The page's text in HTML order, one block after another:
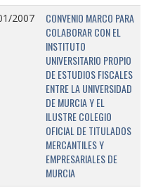
2007
CONVENIO MARCO PARA
COLABORAR CON EL
INSTITUTO
UNIVERSITARIO PROPIO
DE ESTUDIOS FISCALES
ENTRE LA UNIVERSIDAD
DE MURCIA Y EL
ILUSTRE COLEGIO
OFICIAL DE TITULADOS
MERCANTILES Y
EMPRESARIALES DE
MURCIA